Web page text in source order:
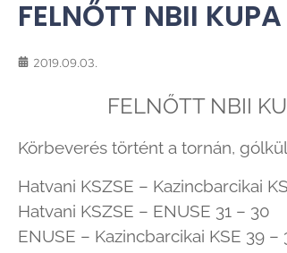
FELNŐTT NBII
2019.09.03.
FELNŐTT NBII
Körbeverés történt a tornán,
Hatvani KSZSE – Kazincbarcikai
Hatvani KSZSE – ENUSE 31 – 30
ENUSE – Kazincbarcikai KSE 39 –